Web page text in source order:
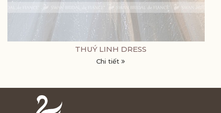
THUÝ LINH DRESS
Chi tiết